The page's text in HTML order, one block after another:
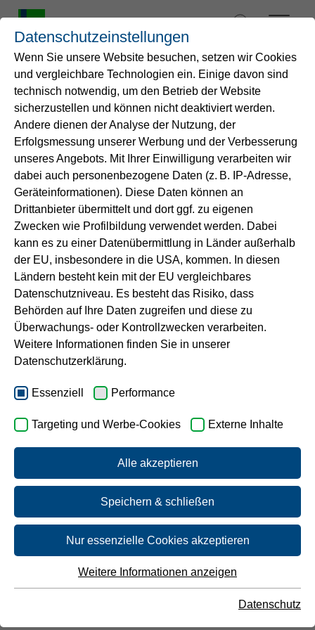
springen
Startseite
Wasser
Service
Energie
B2B-Lösungen
Unternehmen
Karriere
Klarheit für unsere
Kund*innen
Entsprechend § 20 der Trinkwasserverordnung
dürfen bei der Trinkwasseraufbereitung nur Stoffe
verwendet werden, die in einer Liste des
Umweltbundesamt enthalten sind. Die
Listeist
im Internet veröffentlicht.
Gemäß § 46 der Trinkwasserverordnung
veröffentlichen wir alle verwendeten
Aufbereitungsstoffe und Desinfektionsverfahren.
Bitte tippen Sie den gewünschten Ort ein.
Ihr Ergebnis für Werne
Wasserwerk
Echthausen
Datenschutzeinstellungen
Wenn Sie unsere Website besuchen, setzen wir Cookies
und vergleichbare Technologien ein. Einige davon sind
technisch notwendig, um den Betrieb der Website
sicherzustellen und können nicht deaktiviert werden.
Andere dienen der Analyse der Nutzung, der
Erfolgsmessung unserer Werbung und der Verbesserung
unseres Angebots. Mit Ihrer Einwilligung verarbeiten wir
dabei auch personenbezogene Daten (z. B. IP-Adresse,
Geräteinformationen). Diese Daten können an
Drittanbieter übermittelt und dort ggf. zu eigenen
Zwecken wie Profilbildung verwendet werden. Dabei
kann es zu einer Datenübermittlung in Länder außerhalb
der EU, insbesondere in die USA, kommen. In diesen
Ländern besteht kein mit der EU vergleichbares
Datenschutzniveau. Es besteht das Risiko, dass
Behörden auf Ihre Daten zugreifen und diese zu
Überwachungs- oder Kontrollzwecken verarbeiten.
Weitere Informationen finden Sie in unserer
Datenschutzerklärung.
Essenziell Performance
Targeting und Werbe-Cookies Externe Inhalte
Alle akzeptieren
Speichern & schließen
Nur essenzielle Cookies akzeptieren
der Webseite benötigt. Dadurch ist gewährleistet, dass die
Webseite einwandfrei funktioniert.
Weitere Informationen anzeigen
Datenschutz